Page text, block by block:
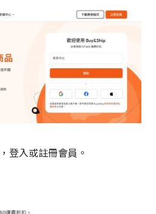
，登入或註冊會員。